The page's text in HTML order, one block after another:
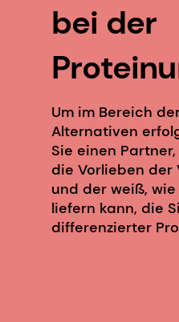
bei der
Um im Bereich
Alternativen
Sie einen
die Vorlieben der
und der weiß,
liefern kann, die
differenzierter